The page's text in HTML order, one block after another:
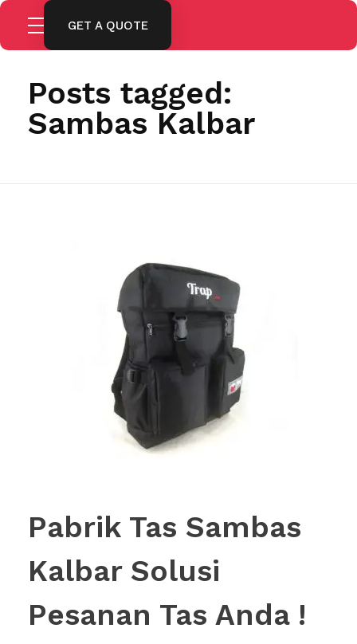
GET A QUOTE
Home
Posts tagged:
Sambas Kalbar
Pabrik Tas Sambas
Kalbar Solusi
Pesanan Tas Anda !